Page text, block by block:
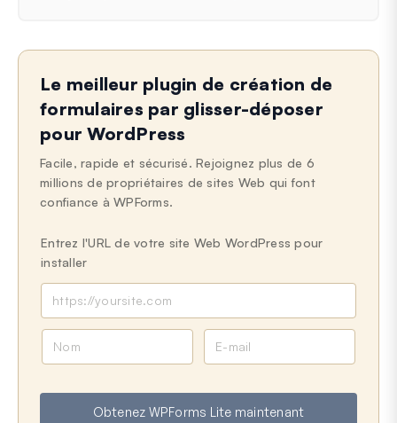
Le meilleur plugin de création de
formulaires par glisser-déposer
pour WordPress
Facile, rapide et sécurisé. Rejoignez plus de 6
millions de propriétaires de sites Web qui font
confiance à WPForms.
Entrez l'URL de votre site Web WordPress pour
installer
a
i
Obtenez WPForms Lite maintenant